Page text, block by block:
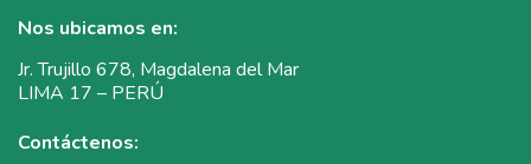
Nos ubicamos en:
Jr. Trujillo 678, Magdalena del Mar
LIMA 17 – PERÚ
Contáctenos: